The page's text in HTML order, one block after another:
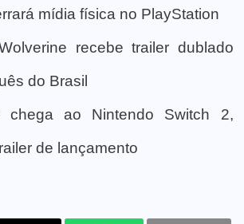
mídia física no PlayStation
recebe trailer dublado
do Brasil
chega ao Nintendo Switch 2,
de lançamento